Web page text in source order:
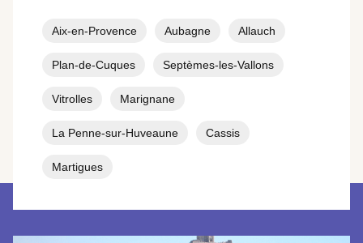
Aix-en-Provence Aubagne Allauch
Plan-de-Cuques Septèmes-les-Vallons
Vitrolles Marignane
La Penne-sur-Huveaune Cassis
Martigues